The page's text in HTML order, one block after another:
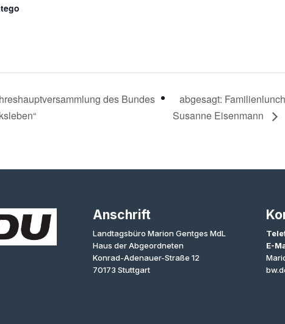
des Bundes
abgesagt:
Susanne Eisenmann
Anschrift
Landtagsbüro Marion Gentges MdL
Haus der Abgeordneten
Konrad-Adenauer-Straße 12
70173 Stuttgart
E-